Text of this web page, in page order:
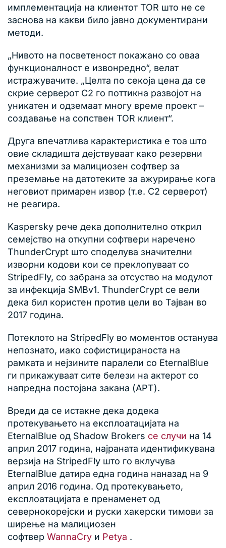
имплементација на клиентот TOR што не се
заснова на какви било јавно документирани
методи.
„Нивото на посветеност покажано со оваа
функционалност е извонредно“, велат
истражувачите. „Целта по секоја цена да се
скрие серверот C2 го поттикна развојот на
уникатен и одземаат многу време проект –
создавање на сопствен TOR клиент“.
Друга впечатлива карактеристика е тоа што
овие складишта дејствуваат како резервни
механизми за малициозен софтвер за
преземање на датотеките за ажурирање кога
неговиот примарен извор (т.е. C2 серверот)
не реагира.
Kaspersky рече дека дополнително открил
семејство на откупни софтвери наречено
ThunderCrypt што споделува значителни
изворни кодови кои се преклопуваат со
StripedFly, со забрана за отсуство на модулот
за инфекција SMBv1. ThunderCrypt се вели
дека бил користен против цели во Тајван во
2017 година.
Потеклото на StripedFly во моментов останува
непознато, иако софистицираноста на
рамката и нејзините паралели со EternalBlue
ги прикажуваат сите белези на актерот со
напредна постојана закана (APT).
Вреди да се истакне дека додека
протекувањето на експлоатацијата на
EternalBlue од Shadow Brokers се случи на 14
април 2017 година, најраната идентификувана
верзија на StripedFly што го вклучува
EternalBlue датира една година наназад на 9
април 2016 година. Од протекувањето,
експлоатацијата е пренаменет од
севернокорејски и руски хакерски тимови за
ширење на малициозен
софтвер WannaCry и Petya .